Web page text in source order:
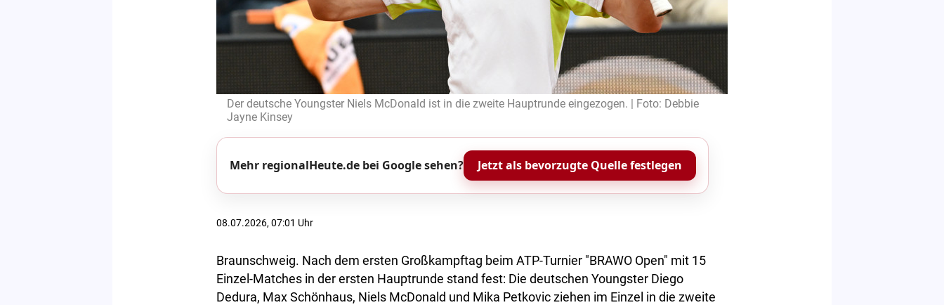
Der deutsche Youngster Niels McDonald ist in die zweite Hauptrunde eingezogen. | Foto: Debbie
Jayne Kinsey
Mehr regionalHeute.de bei Google sehen? Jetzt als bevorzugte Quelle festlegen
08.07.2026, 07:01 Uhr
Braunschweig. Nach dem ersten Großkampftag beim ATP-Turnier "BRAWO Open" mit 15
Einzel-Matches in der ersten Hauptrunde stand fest: Die deutschen Youngster Diego
Dedura, Max Schönhaus, Niels McDonald und Mika Petkovic ziehen im Einzel in die zweite